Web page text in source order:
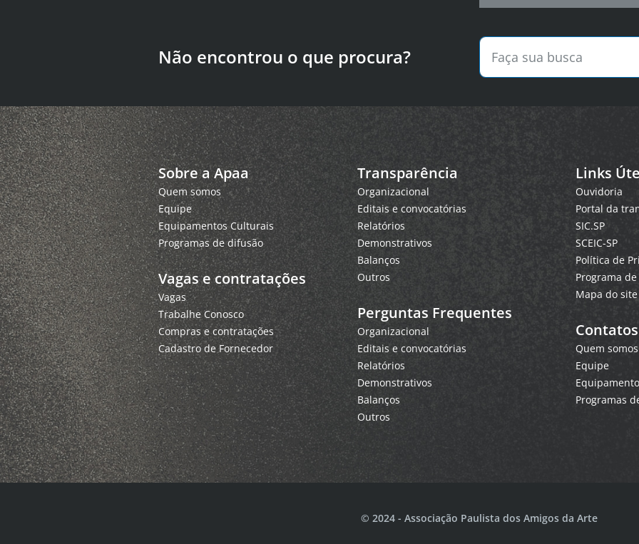
Não encontrou o que procura?
Sobre a Apaa
Quem somos
Equipe
Equipamentos Culturais
Programas de difusão
Vagas e contratações
Vagas
Trabalhe Conosco
Compras e contratações
Cadastro de Fornecedor
Transparência
Organizacional
Editais e convocatórias
Relatórios
Demonstrativos
Balanços
Outros
Perguntas Frequentes
Organizacional
Editais e convocatórias
Relatórios
Demonstrativos
Balanços
Outros
Links
Ouvidoria
Portal da
SIC.SP
SCEIC-SP
Política de
Programa
Mapa do site
Contatos
Quem somos
Equipe
Programas
© 2024 - Associação Paulista dos Amigos da Arte